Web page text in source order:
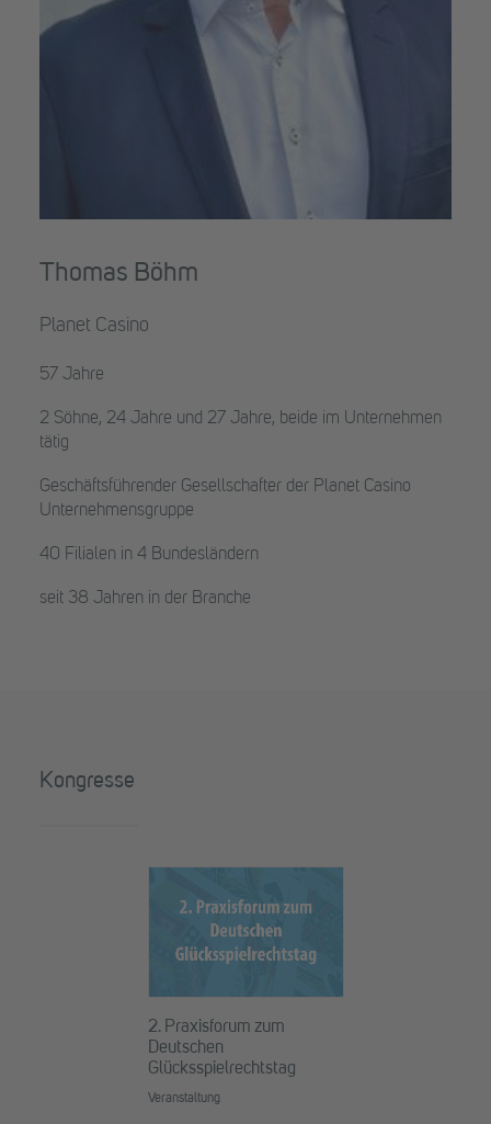
Thomas Böhm
Planet Casino
57 Jahre
2 Söhne, 24 Jahre und 27 Jahre, beide im Unternehmen
tätig
Geschäftsführender Gesellschafter der Planet Casino
Unternehmensgruppe
40 Filialen in 4 Bundesländern
seit 38 Jahren in der Branche
Kongresse
2. Praxisforum zum
Deutschen
Glücksspielrechtstag
Veranstaltung